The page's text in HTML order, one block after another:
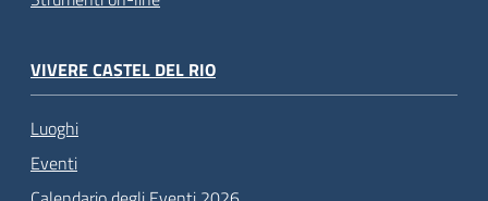
VIVERE CASTEL DEL RIO
Luoghi
Eventi